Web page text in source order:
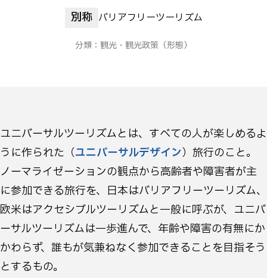
別称 バリアフリーツーリズム
分類： 観光・観光政策 （形態）
ユニバーサルツーリズムとは、すべての人が楽しめるよ
うに作られた（ユニバーサルデザイン）旅行のこと。
ノーマライゼーションの観点から高齢者や障害者が主
に参加できる旅行を、日本はバリアフリーツーリズム、
欧米はアクセシブルツーリズムと一般に呼ぶが、ユニバ
ーサルツーリズムは一歩進んで、年齢や障害の有無にか
かわらず、誰もが気兼ねなく参加できることを目指そう
とするもの。